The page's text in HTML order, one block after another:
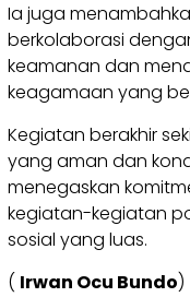
Ia juga
berkolaborasi
keamanan dan
keagamaan yang
Kegiatan berakhir
yang aman dan
menegaskan
kegiatan-kegiatan
sosial yang luas.
( Irwan Ocu Bundo)